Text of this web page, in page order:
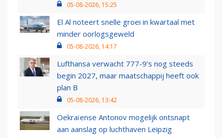
05-08-2026, 15:25
El Al noteert snelle groei in kwartaal met
minder oorlogsgeweld
05-08-2026, 14:17
Lufthansa verwacht 777-9’s nog steeds
begin 2027, maar maatschappij heeft ook
plan B
05-08-2026, 13:42
Oekraïense Antonov mogelijk ontsnapt
aan aanslag op luchthaven Leipzig